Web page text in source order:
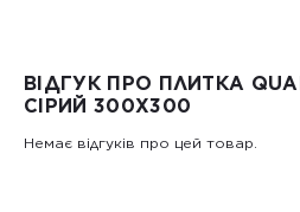
ВІДГУК ПРО ПЛИТКА
СІРИЙ 300X300
Немає відгуків про цей товар.